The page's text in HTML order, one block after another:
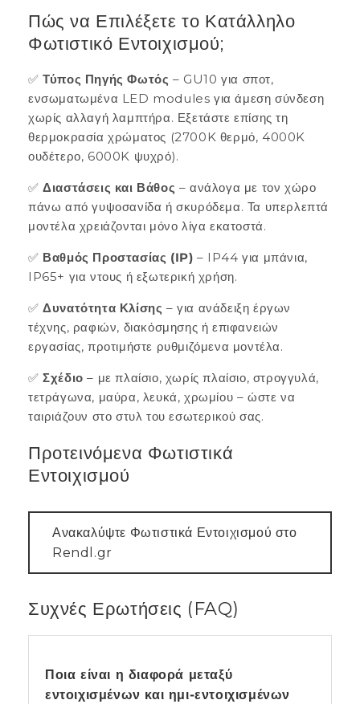
Πώς να Επιλέξετε το Κατάλληλο
Φωτιστικό Εντοιχισμού;
✅Τύπος Πηγής Φωτός – GU10 για σποτ,
ενσωματωμένα LED modules για άμεση σύνδεση
χωρίς αλλαγή λαμπτήρα. Εξετάστε επίσης τη
θερμοκρασία χρώματος (2700K θερμό, 4000K
ουδέτερο, 6000K ψυχρό).
✅Διαστάσεις και Βάθος – ανάλογα με τον χώρο
πάνω από γυψοσανίδα ή σκυρόδεμα. Τα υπερλεπτά
μοντέλα χρειάζονται μόνο λίγα εκατοστά.
✅ Βαθμός Προστασίας (IP) – IP44 για μπάνια,
IP65+ για ντους ή εξωτερική χρήση.
✅Δυνατότητα Κλίσης – για ανάδειξη έργων
τέχνης, ραφιών, διακόσμησης ή επιφανειών
εργασίας, προτιμήστε ρυθμιζόμενα μοντέλα.
✅Σχέδιο – με πλαίσιο, χωρίς πλαίσιο, στρογγυλά,
τετράγωνα, μαύρα, λευκά, χρωμίου – ώστε να
ταιριάζουν στο στυλ του εσωτερικού σας.
Προτεινόμενα Φωτιστικά
Εντοιχισμού
Ανακαλύψτε Φωτιστικά Εντοιχισμού στο
Rendl.gr
Συχνές Ερωτήσεις (FAQ)
Ποια είναι η διαφορά μεταξύ
εντοιχισμένων και ημι-εντοιχισμένων